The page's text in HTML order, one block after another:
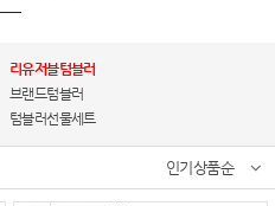
리유저블텀블러
브랜드텀블러
텀블러선물세트
인기상품순